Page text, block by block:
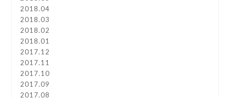
2018.04
2018.03
2018.02
2018.01
2017.12
2017.11
2017.10
2017.09
2017.08